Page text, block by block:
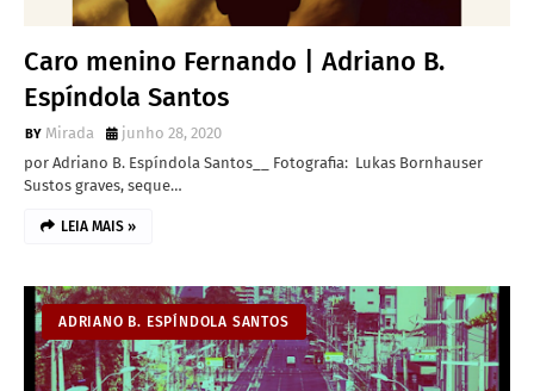
Caro menino Fernando | Adriano B.
Espíndola Santos
Mirada
junho 28, 2020
por Adriano B. Espíndola Santos__ Fotografia: Lukas Bornhauser
Sustos graves, seque…
LEIA MAIS »
ADRIANO B. ESPÍNDOLA SANTOS